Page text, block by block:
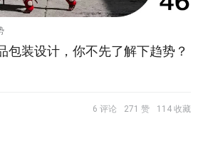
包装设计，你不先了解下趋势？
6 评论 271 赞 114 收藏